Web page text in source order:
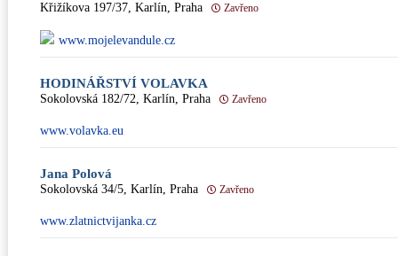
Křižíkova 197/37, Karlín, Praha Zavřeno
www.mojelevandule.cz
HODINÁŘSTVÍ VOLAVKA
Sokolovská 182/72, Karlín, Praha Zavřeno
www.volavka.eu
Jana Polová
Sokolovská 34/5, Karlín, Praha Zavřeno
www.zlatnictvijanka.cz